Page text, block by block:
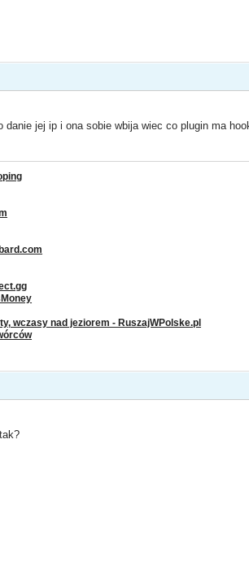
jej ip i ona sobie wbija wiec co plugin ma
wczasy nad jeziorem - RuszajWPolske.pl